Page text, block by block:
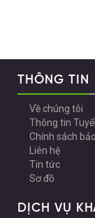
THÔNG TIN
Về chúng tôi
Thông tin
Chính sách
Liên hệ
Tin tức
Sơ đồ
DỊCH VỤ